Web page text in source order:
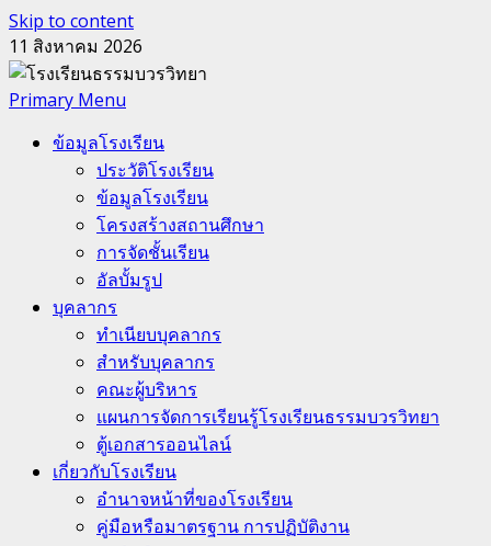
Skip to content
11 สิงหาคม 2026
Primary Menu
ข้อมูลโรงเรียน
ประวัติโรงเรียน
ข้อมูลโรงเรียน
โครงสร้างสถานศึกษา
การจัดชั้นเรียน
อัลบั้มรูป
บุคลากร
ทำเนียบบุคลากร
สำหรับบุคลากร
คณะผู้บริหาร
แผนการจัดการเรียนรู้โรงเรียนธรรมบวรวิทยา
ตู้เอกสารออนไลน์
เกี่ยวกับโรงเรียน
อำนาจหน้าที่ของโรงเรียน
คู่มือหรือมาตรฐาน การปฏิบัติงาน